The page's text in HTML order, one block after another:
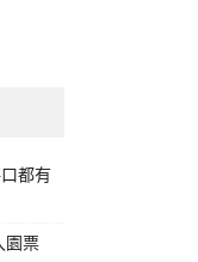
都有
園票